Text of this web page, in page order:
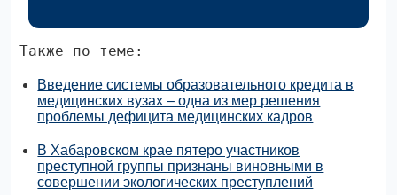
Также по теме:
Введение системы образовательного кредита в
медицинских вузах – одна из мер решения
проблемы дефицита медицинских кадров
В Хабаровском крае пятеро участников
преступной группы признаны виновными в
совершении экологических преступлений